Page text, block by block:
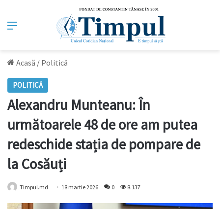
Meniu
Acasă / Politică
POLITICĂ
Alexandru Munteanu: În
următoarele 48 de ore am putea
redeschide stația de pompare de
la Cosăuți
Timpul.md 18 martie 2026 0 8.137